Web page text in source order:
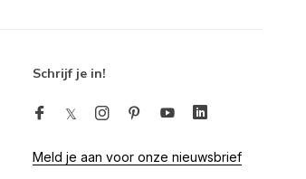
Schrijf je in!
Meld je aan voor onze nieuwsbrief